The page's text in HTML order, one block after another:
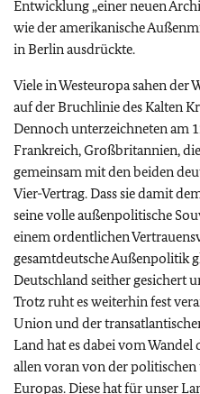
Entwicklung „einer neuen
wie der amerikanische
in Berlin ausdrückte.
Viele in Westeuropa sahen der
auf der Bruchlinie des Kalten
Dennoch unterzeichneten am
Frankreich, Großbritannien, die
gemeinsam mit den beiden
Vier-Vertrag. Dass sie damit
seine volle außenpolitische
einem ordentlichen
gesamtdeutsche Außenpolitik
Deutschland seither gesichert
Trotz ruht es weiterhin fest
Union und der
Land hat es dabei vom
allen voran von der
Europas. Diese hat für unser